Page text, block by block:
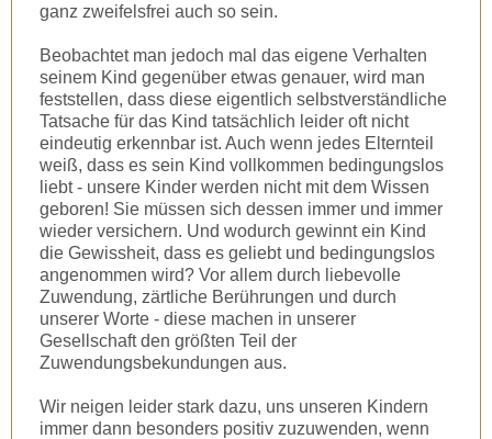
ganz zweifelsfrei auch so sein.
Beobachtet man jedoch mal das eigene Verhalten
seinem Kind gegenüber etwas genauer, wird man
feststellen, dass diese eigentlich selbstverständliche
Tatsache für das Kind tatsächlich leider oft nicht
eindeutig erkennbar ist. Auch wenn jedes Elternteil
weiß, dass es sein Kind vollkommen bedingungslos
liebt - unsere Kinder werden nicht mit dem Wissen
geboren! Sie müssen sich dessen immer und immer
wieder versichern. Und wodurch gewinnt ein Kind
die Gewissheit, dass es geliebt und bedingungslos
angenommen wird? Vor allem durch liebevolle
Zuwendung, zärtliche Berührungen und durch
unserer Worte - diese machen in unserer
Gesellschaft den größten Teil der
Zuwendungsbekundungen aus.
Wir neigen leider stark dazu, uns unseren Kindern
immer dann besonders positiv zuzuwenden, wenn